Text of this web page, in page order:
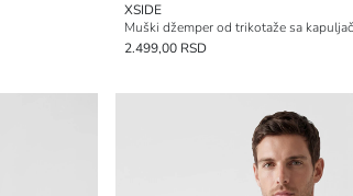
XSIDE
Muški džemper od trikotaže sa
2.499,00 RSD